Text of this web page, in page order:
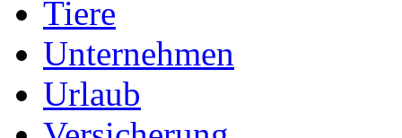
Tiere
Unternehmen
Urlaub